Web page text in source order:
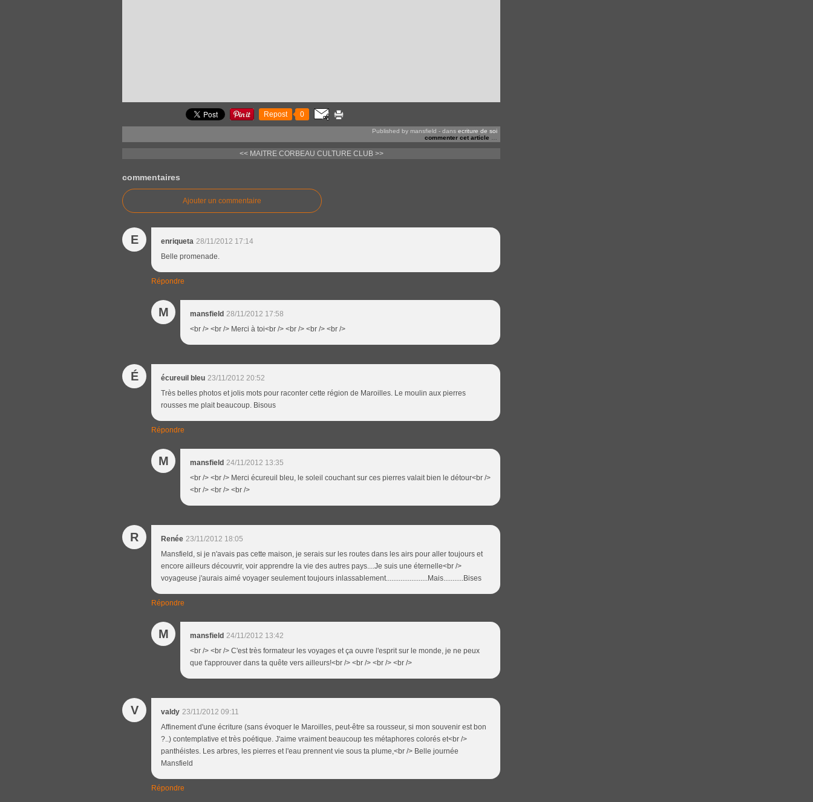
Repost 0
Published by mansfield - dans ecriture de soi
commenter cet article
<< MAITRE CORBEAU CULTURE CLUB >>
commentaires
Ajouter un commentaire
E enriqueta 28/11/2012 17:14
Belle promenade.
Répondre
M mansfield 28/11/2012 17:58
<br /> <br /> Merci à toi<br /> <br /> <br /> <br />
É écureuil bleu 23/11/2012 20:52
Très belles photos et jolis mots pour raconter cette région de Maroilles. Le moulin aux pierres
rousses me plait beaucoup. Bisous
Répondre
M mansfield 24/11/2012 13:35
<br /> <br /> Merci écureuil bleu, le soleil couchant sur ces pierres valait bien le détour<br />
<br /> <br /> <br />
R Renée 23/11/2012 18:05
Mansfield, si je n'avais pas cette maison, je serais sur les routes dans les airs pour aller toujours et
encore ailleurs découvrir, voir apprendre la vie des autres pays....Je suis une éternelle<br />
voyageuse j'aurais aimé voyager seulement toujours inlassablement.......................Mais...........Bises
Répondre
M mansfield 24/11/2012 13:42
<br /> <br /> C'est très formateur les voyages et ça ouvre l'esprit sur le monde, je ne peux
que t'approuver dans ta quête vers ailleurs!<br /> <br /> <br /> <br />
V valdy 23/11/2012 09:11
Affinement d'une écriture (sans évoquer le Maroilles, peut-être sa rousseur, si mon souvenir est bon
?..) contemplative et très poétique. J'aime vraiment beaucoup tes métaphores colorés et<br />
panthéistes. Les arbres, les pierres et l'eau prennent vie sous ta plume,<br /> Belle journée
Mansfield
Répondre